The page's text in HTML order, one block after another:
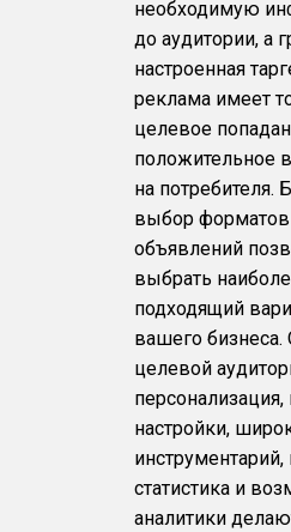
необходимую
до аудитории, а
настроенная
реклама имеет
целевое
положительное
на потребителя.
выбор
объявлений
выбрать
подходящий
вашего бизнеса.
целевой
персонализация,
настройки,
инструментарий,
статистика и
аналитики